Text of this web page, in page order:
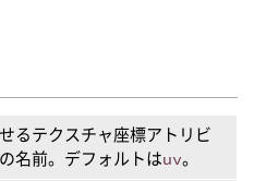
るテクスチャ座標アトリビ
名前。デフォルトはuv。